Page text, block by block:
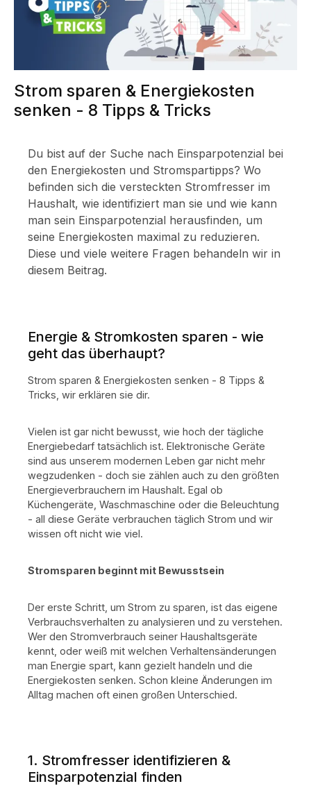
Strom sparen & Energiekosten
senken - 8 Tipps & Tricks
Du bist auf der Suche nach Einsparpotenzial bei
den Energiekosten und Stromspartipps? Wo
befinden sich die versteckten Stromfresser im
Haushalt, wie identifiziert man sie und wie kann
man sein Einsparpotenzial herausfinden, um
seine Energiekosten maximal zu reduzieren.
Diese und viele weitere Fragen behandeln wir in
diesem Beitrag.
Energie & Stromkosten sparen - wie
geht das überhaupt?
Strom sparen & Energiekosten senken - 8 Tipps &
Tricks, wir erklären sie dir.
Vielen ist gar nicht bewusst, wie hoch der tägliche
Energiebedarf tatsächlich ist. Elektronische Geräte
sind aus unserem modernen Leben gar nicht mehr
wegzudenken - doch sie zählen auch zu den größten
Energieverbrauchern im Haushalt. Egal ob
Küchengeräte, Waschmaschine oder die Beleuchtung
- all diese Geräte verbrauchen täglich Strom und wir
wissen oft nicht wie viel.
Stromsparen beginnt mit Bewusstsein
Der erste Schritt, um Strom zu sparen, ist das eigene
Verbrauchsverhalten zu analysieren und zu verstehen.
Wer den Stromverbrauch seiner Haushaltsgeräte
kennt, oder weiß mit welchen Verhaltensänderungen
man Energie spart, kann gezielt handeln und die
Energiekosten senken. Schon kleine Änderungen im
Alltag machen oft einen großen Unterschied.
1. Stromfresser identifizieren &
Einsparpotenzial finden